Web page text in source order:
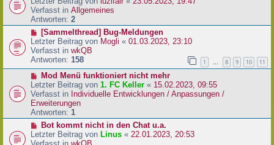
a
g
e
i
t
a
g
u
e
r
B
e
i
t
a
g
Verfasst in Allgemeines
Antworten: 2
N
e
u
e
r
B
e
i
t
r
a
g
[Sammelthread] Bug-Meldungen
Letzter Beitrag von Mogli « 01.03.2023, 23:10
Verfasst in wkQB
Antworten: 158 1 … 8 9 10 11
N
e
u
e
r
B
e
i
Mod Menü funktioniert nicht mehr
Letzter Beitrag von 1. FC Keller « 15.02.2023, 09:55
Verfasst in Individuelle Entwicklungen / Anpassungen /
Erweiterungen
Antworten: 1
N
e
u
Bot kommt nicht in den Chat u.a.
Letzter Beitrag von Linus « 22.01.2023, 20:53